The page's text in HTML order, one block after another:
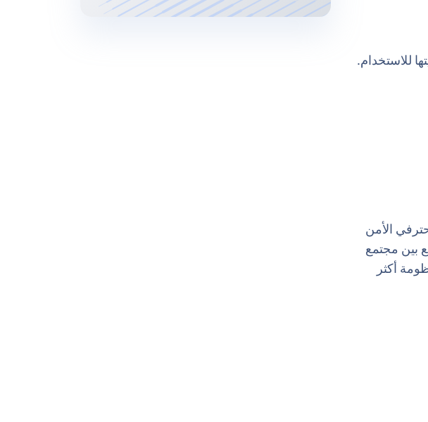
للاستخدام.
الأمن
بين مجتمع
أكثر